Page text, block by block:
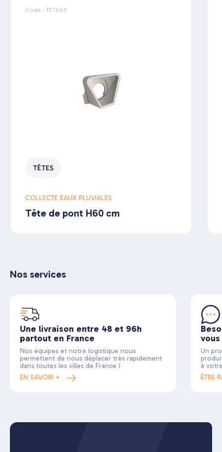
Code : TETE60
TÊTES
COLLECTE EAUX PLUVIALES
Tête de pont H60 cm
Nos services
Une livraison entre 48 et 96h
partout en France
Nos équipes et notre logistique nous
permettent de nous déplacer très rapidement
dans toutes les villes de France !
EN SAVOIR +
Un
à
ÊTRE